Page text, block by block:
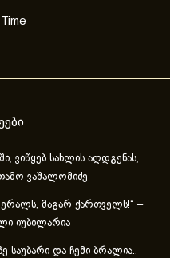
ვიწყებ სახლის აღდგენას,
ვაშალომიძე
მაგარ ქართველს!“ –
იუბილარია
და ჩემი ბრალია..